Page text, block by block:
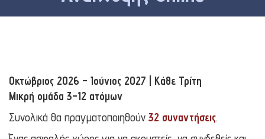
Οκτώβριος 2026 – Ιούνιος 2027 | Κάθε Τρίτη
Μικρή ομάδα 3–12 ατόμων
Συνολικά θα πραγματοποιηθούν 32 συναντήσεις.